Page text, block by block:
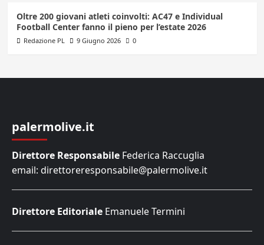
Oltre 200 giovani atleti coinvolti: AC47 e Individual
Football Center fanno il pieno per l’estate 2026
Redazione PL 9 Giugno 2026 0
palermolive.it
Direttore Responsabile Federica Raccuglia
email: direttoreresponsabile@palermolive.it
Direttore Editoriale Emanuele Termini